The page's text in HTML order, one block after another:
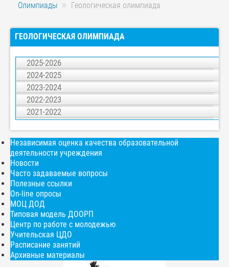
Олимпиады
Геологическая олимпиада
ГЕОЛОГИЧЕСКАЯ ОЛИМПИАДА
2025-2026
Положение
Протокол конкурсов олимпиады
Протокол олимпиады
2024-2025
Положение
Протокол
2023-2024
Протоколы
Положение
2022-2023
Протоколы
2021-2022
Задания
открыть
Протокол
открыть
Независимая оценка качества образовательной
деятельности учреждения
Новости
Часто задаваемые вопросы
Полезные ссылки
On-line опросы
МОЦ ДОД
Типовая модель ДООРП
Центр по работе с молодежью
Учительская ЦДО
Расписание занятий
Архивные материалы